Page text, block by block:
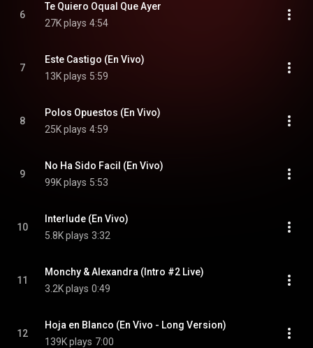
6
Te Quiero Oqual Que Ayer
27K plays 4:54
7
Este Castigo (En Vivo)
13K plays 5:59
8
Polos Opuestos (En Vivo)
25K plays 4:59
9
No Ha Sido Facil (En Vivo)
99K plays 5:53
10
Interlude (En Vivo)
5.8K plays 3:32
11
Monchy & Alexandra (Intro #2 Live)
3.2K plays 0:49
12
Hoja en Blanco (En Vivo - Long Version)
139K plays 7:00